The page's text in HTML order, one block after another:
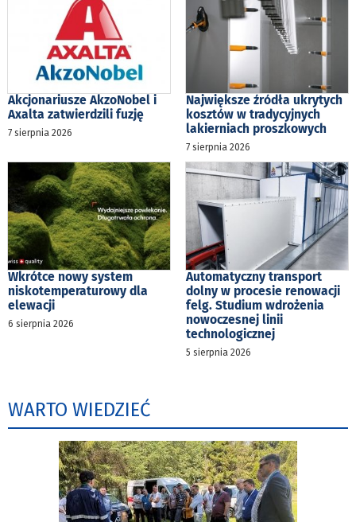
Akcjonariusze AkzoNobel i
Axalta zatwierdzili fuzję
7 sierpnia 2026
Największe źródła ukrytych
kosztów w tradycyjnych
lakierniach proszkowych
7 sierpnia 2026
Wkrótce nowy system
niskotemperaturowy dla
elewacji
6 sierpnia 2026
Automatyczny transport
dolny w procesie renowacji
felg. Studium wdrożenia
nowoczesnej linii
technologicznej
5 sierpnia 2026
WARTO WIEDZIEĆ